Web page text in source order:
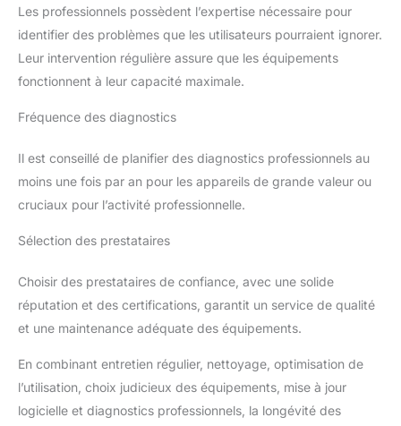
Les professionnels possèdent l’expertise nécessaire pour
identifier des problèmes que les utilisateurs pourraient ignorer.
Leur intervention régulière assure que les équipements
fonctionnent à leur capacité maximale.
Fréquence des diagnostics
Il est conseillé de planifier des diagnostics professionnels au
moins une fois par an pour les appareils de grande valeur ou
cruciaux pour l’activité professionnelle.
Sélection des prestataires
Choisir des prestataires de confiance, avec une solide
réputation et des certifications, garantit un service de qualité
et une maintenance adéquate des équipements.
En combinant entretien régulier, nettoyage, optimisation de
l’utilisation, choix judicieux des équipements, mise à jour
logicielle et diagnostics professionnels, la longévité des